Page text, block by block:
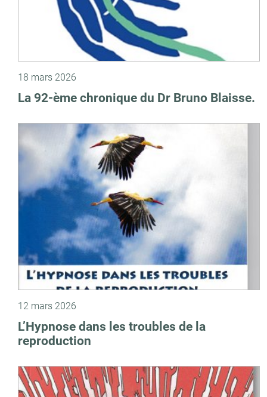
18 mars 2026
La 92-ème chronique du Dr Bruno Blaisse.
12 mars 2026
L’Hypnose dans les troubles de la
reproduction